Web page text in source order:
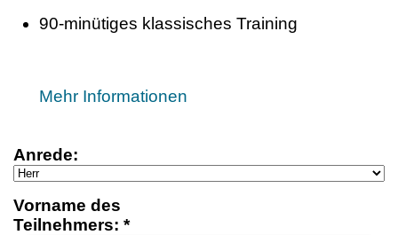
90-minütiges klassisches Training
Mehr Informationen
Anrede:
Vorname des
Teilnehmers: *